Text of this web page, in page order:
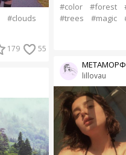
#clouds
179 55
#color #forest
#trees
#magic
lillovau